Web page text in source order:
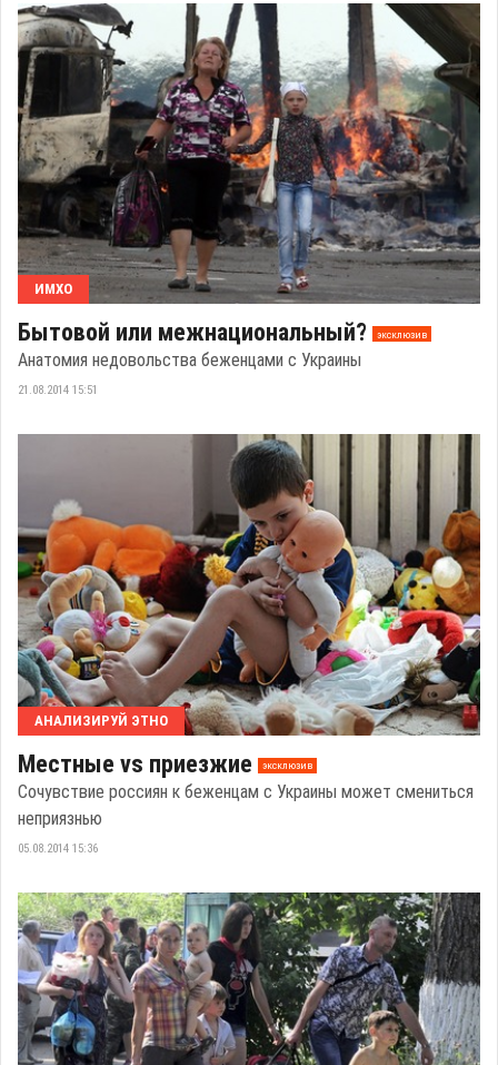
ИМХО
Бытовой или межнациональный? эксклюзив
Анатомия недовольства беженцами с Украины
21.08.2014 15:51
АНАЛИЗИРУЙ ЭТНО
Местные vs приезжие эксклюзив
Сочувствие россиян к беженцам с Украины может смениться
неприязнью
05.08.2014 15:36